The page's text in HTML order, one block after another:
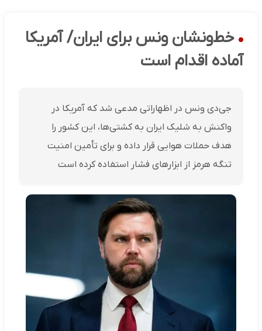
خط‌ونشان ونس برای ایران/ آمریکا
آماده اقدام است
جی‌دی ونس در اظهاراتی مدعی شد که آمریکا در
واکنش به شلیک ایران به کشتی‌ها، این کشور را
هدف حملات هوایی قرار داده و برای تأمین امنیت
تنگه هرمز از ابزارهای فشار استفاده کرده است